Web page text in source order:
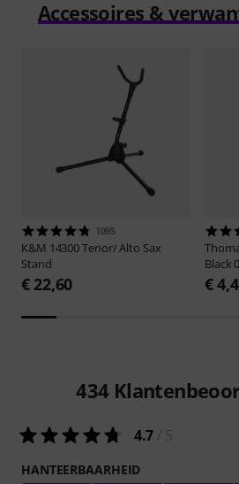
Accessoires &
1095
K&M 14300 Tenor/ Alto Sax
Stand
€ 22,60
Black
€
434
4.7
HANTEERBAARHEID